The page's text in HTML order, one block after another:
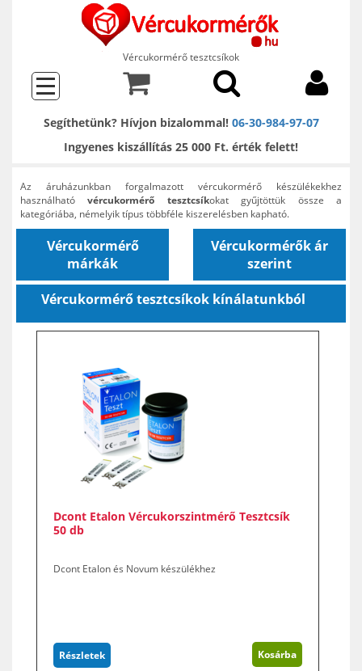
Vércukormérő tesztcsíkok
Segíthetünk? Hívjon bizalommal! 06-30-984-97-07
Ingyenes kiszállítás 25 000 Ft. érték felett!
Az áruházunkban forgalmazott vércukormérő készülékekhez
használhatóvércukormérő tesztcsíkokat gyűjtöttük össze a
kategóriába, némelyik típus többféle kiszerelésben kapható.
Vércukormérő
márkák
Vércukormérők ár
szerint
Vércukormérő tesztcsíkok kínálatunkból
Dcont Etalon Vércukorszintmérő Tesztcsík
50 db
Dcont Etalon és Novum készülékhez
Részletek Kosárba